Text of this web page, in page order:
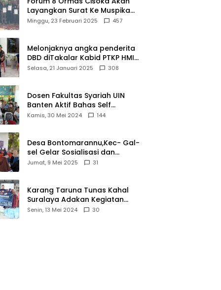
Layangkan Surat Ke Muspika
Atas Adanya Kantor Matel di
Minggu, 23 Februari 2025 457
Melonjaknya angka penderita
DBD diTakalar Kabid PTKP HMI
Cab.Takalar angkat bicara
Selasa, 21 Januari 2025 308
Dosen Fakultas Syariah UIN
Banten Aktif Bahas Self
Declare Halal dalam Forum
Kamis, 30 Mei 2024 144
Desa Bontomarannu,Kec- Gal-
sel Gelar Sosialisasi dan
Bimtek Pemutakhiran Data ID
Jumat, 9 Mei 2025 31
Karang Taruna Tunas Kahal
Suralaya Adakan Kegiatan
Bansos Terhadap Kaum
Senin, 13 Mei 2024 30